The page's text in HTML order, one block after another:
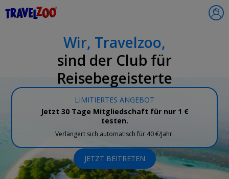
Wir, Travelzoo,
sind der Club für
Reisebegeisterte
LIMITIERTES ANGEBOT
Jetzt 30 Tage Mitgliedschaft für nur 1 €
testen.
Verlängert sich automatisch für 40 €/Jahr.
JETZT BEITRETEN